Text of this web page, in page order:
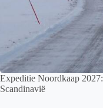
Expeditie Noordkaap
Scandinavië